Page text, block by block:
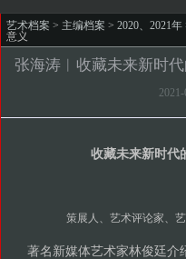
艺术档案 > 主编档案 > 2020、2021年
意义
张海涛︱收藏未来新时
收藏未来新时代
策展人、艺术评论家、
著名新媒体艺术家林俊廷介